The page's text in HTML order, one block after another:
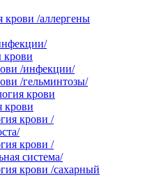
крови /аллергены
крови
/инфекции/
/гельминтозы/
крови
крови
крови /
крови /
система/
крови /сахарный